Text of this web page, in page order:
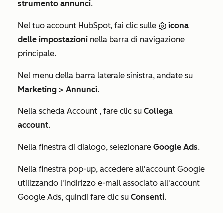
strumento annunci.
Nel tuo account HubSpot, fai clic sulle
icona
delle impostazioni nella barra di navigazione
principale.
Nel menu della barra laterale sinistra, andate su
Marketing > Annunci.
Nella scheda Account , fare clic su Collega
account.
Nella finestra di dialogo, selezionare Google Ads.
Nella finestra pop-up, accedere all'account Google
utilizzando l'indirizzo e-mail associato all'account
Google Ads, quindi fare clic su Consenti.